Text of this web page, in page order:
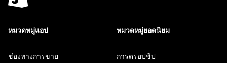
หมวดหมู่แอป
ช่องทางการขาย
หมวดหมู่ยอดนิยม
การดรอปชิป